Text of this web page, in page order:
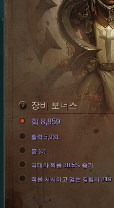
장비 보너스
힘 8,859
활력 5,931
홈 (0)
극대화 확률 38.5% 증가
적을 처치하고 얻는 경험치 819